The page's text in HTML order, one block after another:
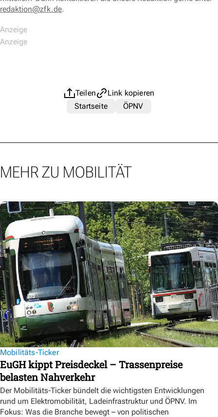
redaktion@zfk.de.
Teilen
Link kopieren
Startseite
ÖPNV
MEHR ZU MOBILITÄT
Mobilitäts-Ticker
EuGH kippt Preisdeckel – Trassenpreise
belasten Nahverkehr
Der Mobilitäts-Ticker bündelt die wichtigsten Entwicklungen
rund um Elektromobilität, Ladeinfrastruktur und ÖPNV. Im
Fokus: Was die Branche bewegt – von politischen